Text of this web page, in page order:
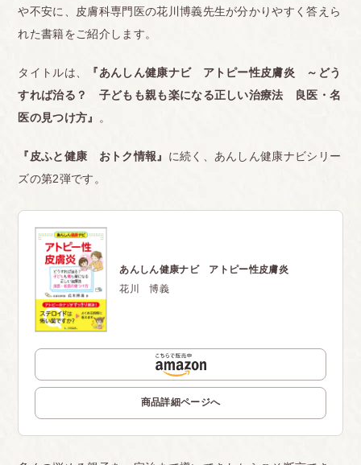
や不安に、皮膚科専門医の花川博義先生が分かりやすく答えら
れた書籍をご紹介します。
タイトルは、
『あんしん健康ナビ アトピー性皮膚炎 ～どう
すれば治る？ 子どもも親も楽になる正しい治療法 良医・名
医の見つけ方』
。
『皮ふと健康 おトク情報』 に続く、あんしん健康ナビシリー
ズの第2弾です。
あんしん健康ナビ アトピー性皮膚炎
花川 博義
商品詳細ページへ